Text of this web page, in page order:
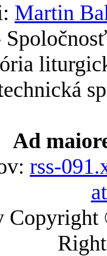
Martin
Ad
rss-